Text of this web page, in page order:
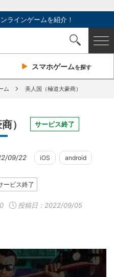
ラインゲームを紹介！
スマホゲームを探す
ム 美人国（極道大豪商）
） サービス終了
09/22 iOS android
ービス終了
投稿日：2022/09/05